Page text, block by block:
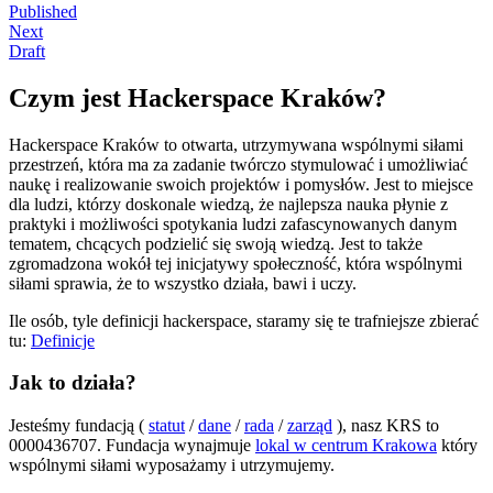
Published
Next
Draft
Czym jest Hackerspace Kraków?
Hackerspace Kraków to otwarta, utrzymywana wspólnymi siłami
przestrzeń, która ma za zadanie twórczo stymulować i umożliwiać
naukę i realizowanie swoich projektów i pomysłów. Jest to miejsce
dla ludzi, którzy doskonale wiedzą, że najlepsza nauka płynie z
praktyki i możliwości spotykania ludzi zafascynowanych danym
tematem, chcących podzielić się swoją wiedzą. Jest to także
zgromadzona wokół tej inicjatywy społeczność, która wspólnymi
siłami sprawia, że to wszystko działa, bawi i uczy.
Ile osób, tyle definicji hackerspace, staramy się te trafniejsze zbierać
tu: Definicje
Jak to działa?
Jesteśmy fundacją ( statut /dane /rada /zarząd ), nasz KRS to
0000436707. Fundacja wynajmuje lokal w centrum Krakowa który
wspólnymi siłami wyposażamy i utrzymujemy.